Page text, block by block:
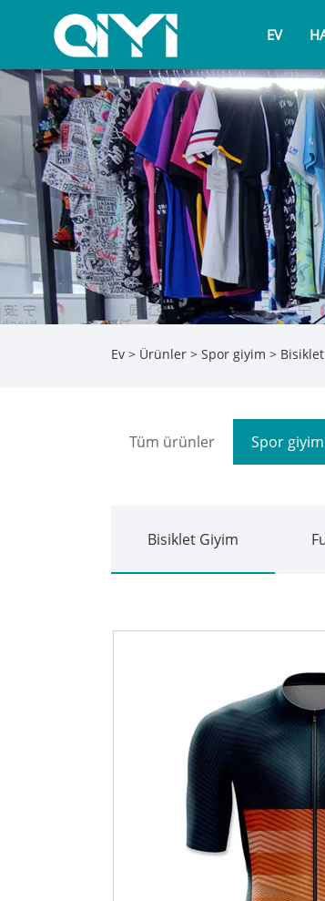
EV
Ev > Ürünler > Spor giyim >
Tüm ürünler Spor giyim
Bisiklet Giyim